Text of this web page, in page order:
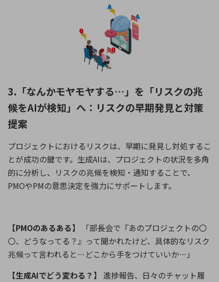
3.「なんかモヤモヤする…」を「リスクの兆
候をAIが検知」へ：リスクの早期発見と対策
提案
プロジェクトにおけるリスクは、早期に発見し対処するこ
とが成功の鍵です。生成AIは、プロジェクトの状況を多角
的に分析し、リスクの兆候を検知・通知することで、
PMOやPMの意思決定を強力にサポートします。
【PMOのあるある】
「部長会で『あのプロジェクトの〇
〇、どうなってる？』って聞かれたけど、具体的なリスク
兆候って言われると … どこから手をつけていいか… 」
【生成AIでどう変わる？】
進捗報告、日々のチャット履